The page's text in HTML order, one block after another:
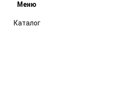
Меню
Каталог